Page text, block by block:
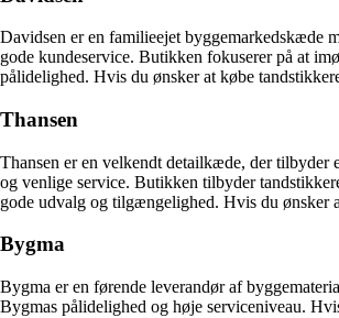
Davidsen er en familieejet byggemarkedskæde
gode kundeservice. Butikken fokuserer på at
pålidelighed. Hvis du ønsker at købe
Thansen
Thansen er en velkendt detailkæde, der tilbyder
og venlige service. Butikken tilbyder
gode udvalg og tilgængelighed. Hvis du ønsker
Bygma
Bygma er en førende leverandør af
Bygmas pålidelighed og høje serviceniveau.